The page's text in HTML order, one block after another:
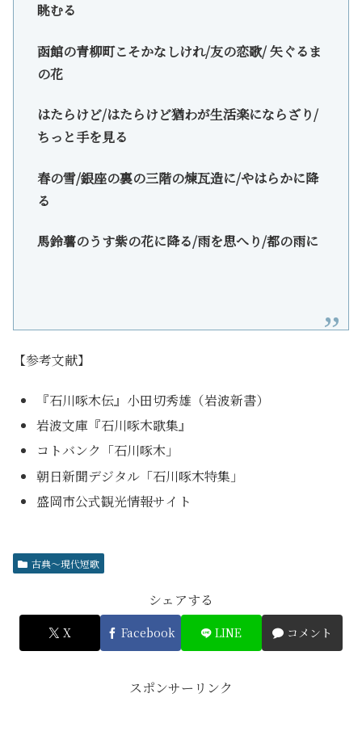
眺むる
函館の青柳町こそかなしけれ/友の恋歌/ 矢ぐるま
の花
はたらけど/はたらけど猶わが生活楽にならざり/
ちっと手を見る
春の雪/銀座の裏の三階の煉瓦造に/やはらかに降
る
馬鈴薯のうす紫の花に降る/雨を思へり/都の雨に
【参考文献】
『石川啄木伝』小田切秀雄（岩波新書）
岩波文庫『石川啄木歌集』
コトバンク「石川啄木」
朝日新聞デジタル「石川啄木特集」
盛岡市公式観光情報サイト
古典～現代短歌
シェアする
X Facebook LINE コメント
スポンサーリンク